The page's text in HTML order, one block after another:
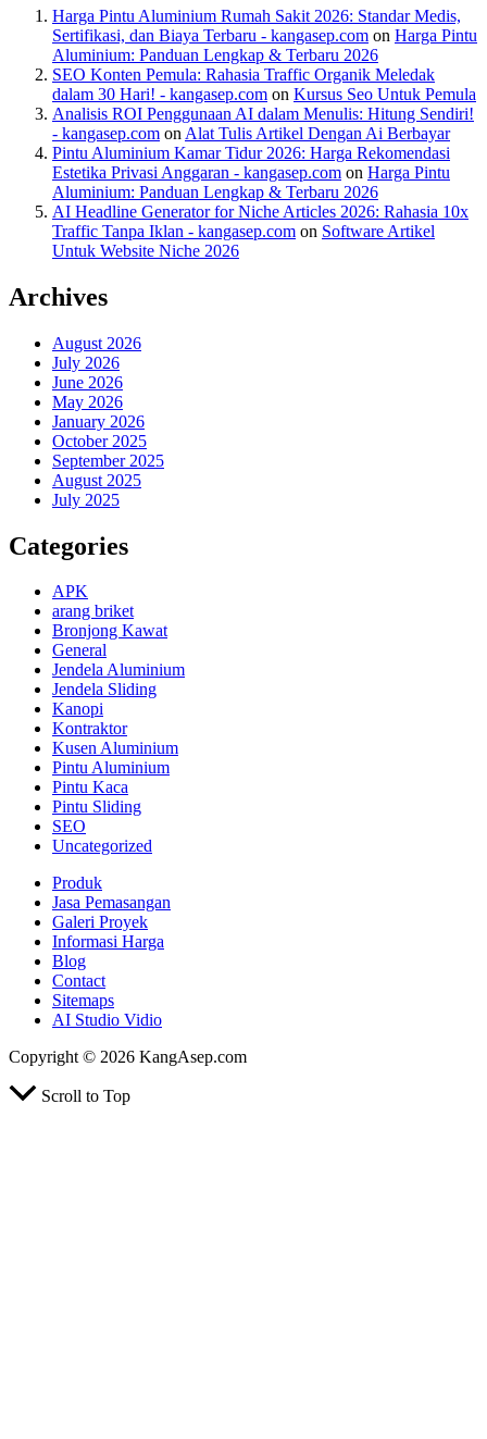
Harga Pintu Aluminium Rumah Sakit 2026: Standar Medis,
Sertifikasi, dan Biaya Terbaru - kangasep.com on Harga Pintu
Aluminium: Panduan Lengkap & Terbaru 2026
SEO Konten Pemula: Rahasia Traffic Organik Meledak
dalam 30 Hari! - kangasep.com on Kursus Seo Untuk Pemula
Analisis ROI Penggunaan AI dalam Menulis: Hitung Sendiri!
- kangasep.com on Alat Tulis Artikel Dengan Ai Berbayar
Pintu Aluminium Kamar Tidur 2026: Harga Rekomendasi
Estetika Privasi Anggaran - kangasep.com on Harga Pintu
Aluminium: Panduan Lengkap & Terbaru 2026
AI Headline Generator for Niche Articles 2026: Rahasia 10x
Traffic Tanpa Iklan - kangasep.com on Software Artikel
Untuk Website Niche 2026
Archives
August 2026
July 2026
June 2026
May 2026
January 2026
October 2025
September 2025
August 2025
July 2025
Categories
APK
arang briket
Bronjong Kawat
General
Jendela Aluminium
Jendela Sliding
Kanopi
Kontraktor
Kusen Aluminium
Pintu Aluminium
Pintu Kaca
Pintu Sliding
SEO
Uncategorized
Produk
Jasa Pemasangan
Galeri Proyek
Informasi Harga
Blog
Contact
Sitemaps
AI Studio Vidio
Copyright © 2026 KangAsep.com
Scroll to Top